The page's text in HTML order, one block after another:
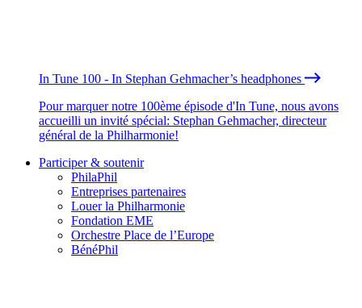
In Tune 100 - In Stephan Gehmacher’s headphones
Pour marquer notre 100ème épisode d'In Tune, nous avons
accueilli un invité spécial: Stephan Gehmacher, directeur
général de la Philharmonie!
Participer & soutenir
PhilaPhil
Entreprises partenaires
Louer la Philharmonie
Fondation EME
Orchestre Place de l’Europe
BénéPhil